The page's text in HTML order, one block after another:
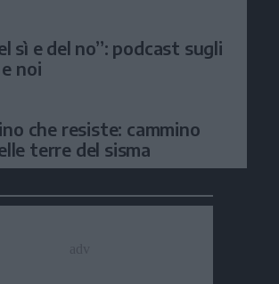
sì e del no”: podcast sugli
noi
che resiste: cammino
terre del sisma